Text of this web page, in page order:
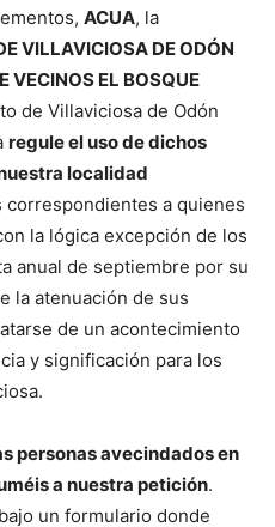
ACUA, la
VILLAVICIOSA DE ODÓN
VECINOS EL BOSQUE
de Villaviciosa de Odón
regule el uso de dichos
localidad
a quienes
la lógica excepción de los
anual de septiembre por su
la atenuación de sus
de un acontecimiento
y significación para los
personas avecindados en
a nuestra petición.
un formulario donde